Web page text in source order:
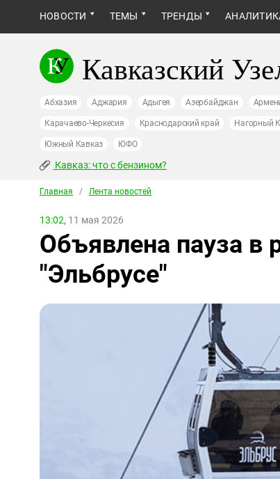
НОВОСТИ ТЕМЫ ТРЕНДЫ
Кавказский
Абхазия Аджария Адыгея Азербайджан
Карачаево-Черкесия Краснодарский край Нагорный
Южный Кавказ ЮФО
Кавказ: что с бензином?
Главная / Лента новостей
13:02, 11 мая 2026
Объявлена пауза в
"Эльбрусе"